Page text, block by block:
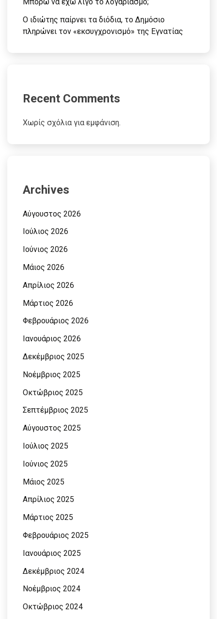
Ο ιδιώτης παίρνει τα διόδια, το Δημόσιο
πληρώνει τον «εκσυγχρονισμό» της Εγνατίας
Recent Comments
Χωρίς σχόλια για εμφάνιση.
Archives
Αύγουστος 2026
Ιούλιος 2026
Ιούνιος 2026
Μάιος 2026
Απρίλιος 2026
Μάρτιος 2026
Φεβρουάριος 2026
Ιανουάριος 2026
Δεκέμβριος 2025
Νοέμβριος 2025
Οκτώβριος 2025
Σεπτέμβριος 2025
Αύγουστος 2025
Ιούλιος 2025
Ιούνιος 2025
Μάιος 2025
Απρίλιος 2025
Μάρτιος 2025
Φεβρουάριος 2025
Ιανουάριος 2025
Δεκέμβριος 2024
Νοέμβριος 2024
Οκτώβριος 2024